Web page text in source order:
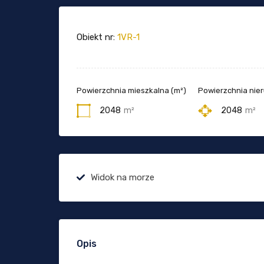
Obiekt nr: 1VR-1
Powierzchnia mieszkalna (m²)
2048 m²
Powierzchnia
2048 m²
Widok na morze
Opis